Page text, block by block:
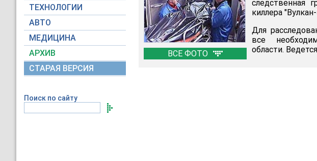
ТЕХНОЛОГИИ
АВТО
МЕДИЦИНА
АРХИВ
СТАРАЯ ВЕРСИЯ
Поиск по сайту
ВСЕ ФОТО
следственная
киллера
Для
все
области.